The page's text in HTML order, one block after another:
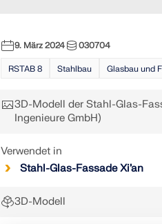
9. März 2024 030704
RSTAB 8 Stahlbau Glasbau und
3D-Modell der Stahl-Glas-
Ingenieure GmbH)
Verwendet in
Stahl-Glas-Fassade Xi’an
3D-Modell